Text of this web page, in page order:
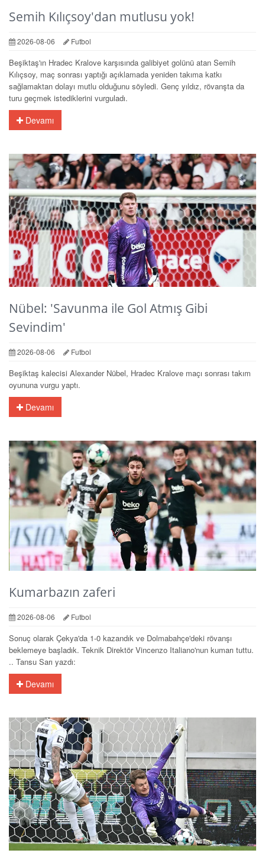
Semih Kılıçsoy'dan mutlusu yok!
2026-08-06 Futbol
Beşiktaş'ın Hradec Kralove karşısında galibiyet golünü atan Semih
Kılıçsoy, maç sonrası yaptığı açıklamada yeniden takıma katkı
sağlamaktan dolayı mutlu olduğunu söyledi. Genç yıldız, rövanşta da
turu geçmek istediklerini vurguladı.
Devamı
Nübel: 'Savunma ile Gol Atmış Gibi
Sevindim'
2026-08-06 Futbol
Beşiktaş kalecisi Alexander Nübel, Hradec Kralove maçı sonrası takım
oyununa vurgu yaptı.
Devamı
Kumarbazın zaferi
2026-08-06 Futbol
Sonuç olarak Çekya'da 1-0 kazandık ve Dolmabahçe'deki rövanşı
beklemeye başladık. Teknik Direktör Vincenzo Italiano'nun kumarı tuttu.
.. Tansu Sarı yazdı:
Devamı